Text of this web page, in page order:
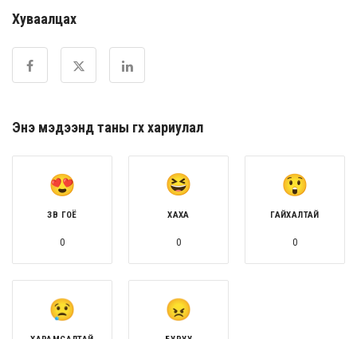
Хуваалцах
Энэ мэдээнд таны өгөх хариулал
ЗӨВ ГОЁ
0
ХАХА
0
ГАЙХАЛТАЙ
0